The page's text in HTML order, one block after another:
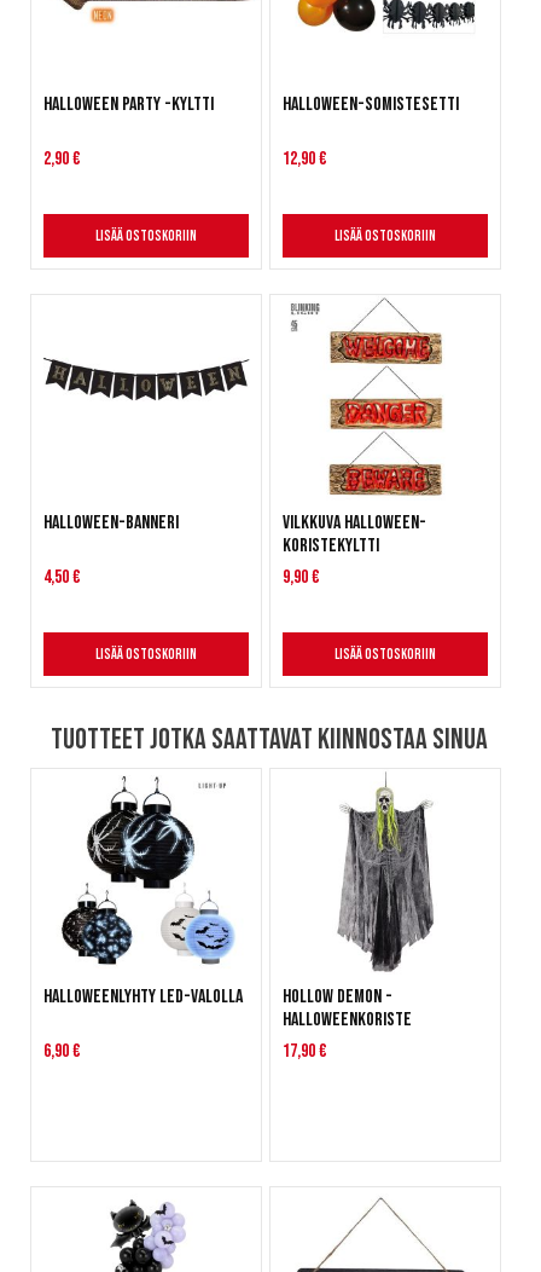
Halloween party -kyltti
2,90 €
Lisää ostoskoriin
Halloween-somistesetti
12,90 €
Lisää ostoskoriin
Halloween-banneri
4,50 €
Lisää ostoskoriin
Vilkkuva Halloween-
koristekyltti
9,90 €
Lisää ostoskoriin
Tuotteet jotka saattavat kiinnostaa sinua
Halloweenlyhty LED-valolla
6,90 €
Hollow Demon -
halloweenkoriste
17,90 €